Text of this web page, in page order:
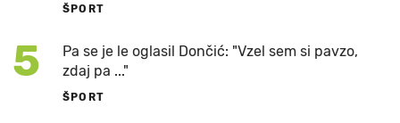
ŠPORT
5
Pa se je le oglasil Dončić: "Vzel sem si pavzo,
zdaj pa ..."
ŠPORT